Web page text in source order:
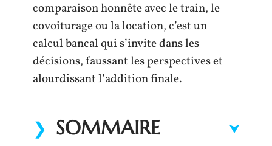
comparaison honnête avec le train, le
covoiturage ou la location, c’est un
calcul bancal qui s’invite dans les
décisions, faussant les perspectives et
alourdissant l’addition finale.
SOMMAIRE